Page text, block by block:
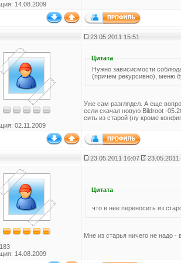
14.08.2009
23.05.2011 15:51
02.11.2009
Цитата
Нужно зависисмости
(причем рекурсивно), меню
Уже сам разглядел. А еще
если скачал новую Bildroot -
сить из старой (ну кроме
23.05.2011 16:07 23.05.2011
14.08.2009
Цитата
что в нее переносить из
Мне из старья ничего не надо -